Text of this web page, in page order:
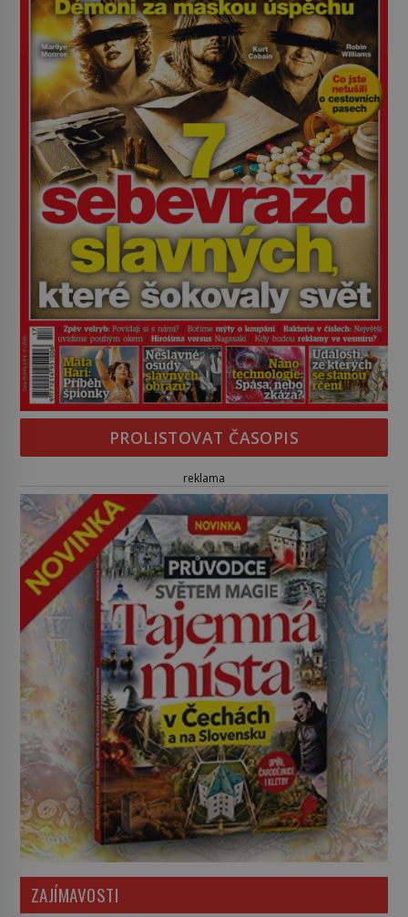
PROLISTOVAT ČASOPIS
reklama
ZAJÍMAVOSTI